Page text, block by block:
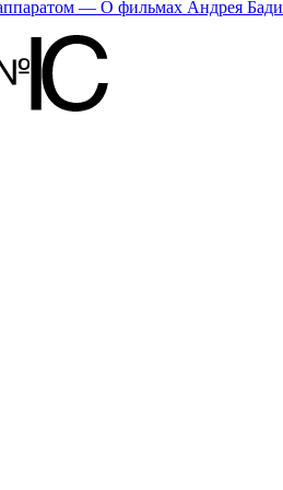
— О фильмах Андрея